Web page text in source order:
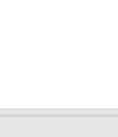
av leverandør.